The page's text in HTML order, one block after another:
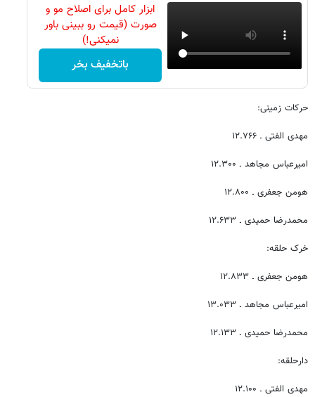
ابزار کامل برای اصلاح مو و
صورت (قیمت رو ببینی باور
نمیکنی!)
باتخفیف بخر
حرکات زمینی:
مهدی الفتی ـ ۱۲.۷۶۶
امیرعباس مجاهد ـ ۱۲.۳۰۰
هومن جعفری ـ ۱۲.۸۰۰
محمدرضا حمیدی ـ ۱۲.۶۳۳
خرک حلقه:
هومن جعفری ـ ۱۲.۸۳۳
امیرعباس مجاهد ـ ۱۳.۰۳۳
محمدرضا حمیدی ـ ۱۲.۱۳۳
دارحلقه:
مهدی الفتی ـ ۱۲.۱۰۰